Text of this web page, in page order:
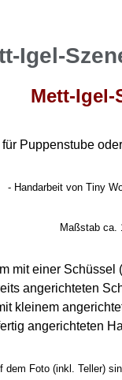
Igel-
Mett-Igel-
für Puppenstube
- Handarbeit von Tiny
Maßstab ca.
mit einer
angerichteten
kleinem
angerichteten
dem Foto (inkl. Teller)